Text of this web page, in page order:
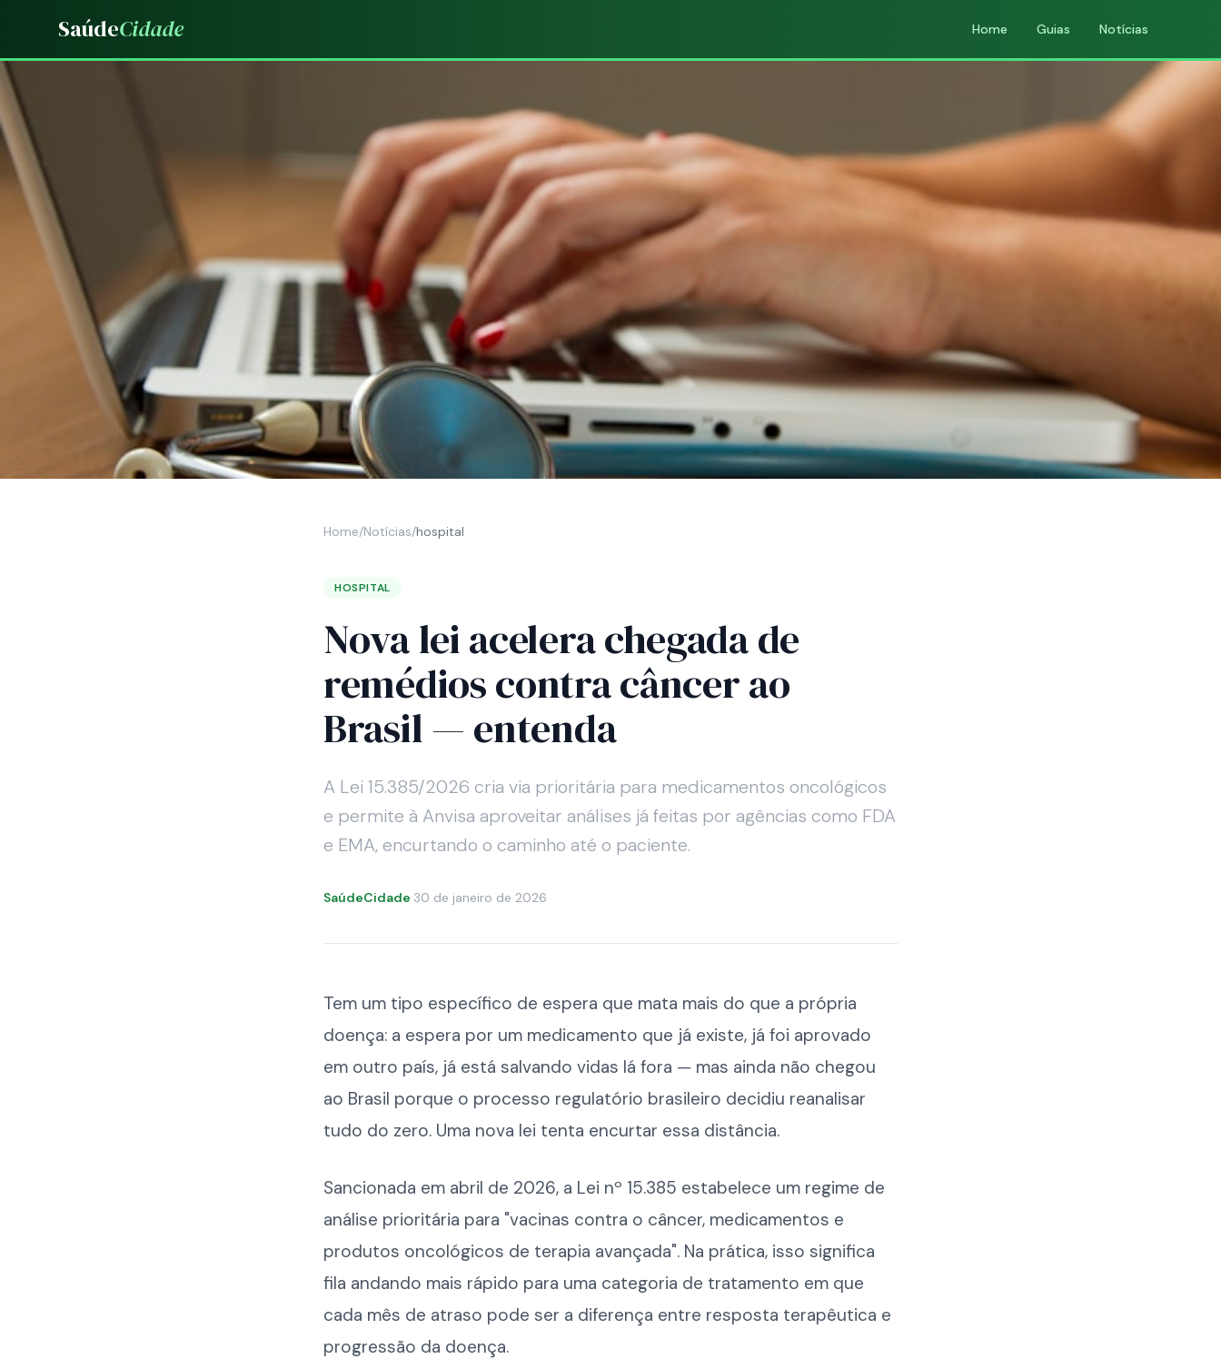
SaúdeCidade Home Guias Notícias
Home/Notícias/hospital
HOSPITAL
Nova lei acelera chegada de
remédios contra câncer ao
Brasil — entenda
A Lei 15.385/2026 cria via prioritária para medicamentos oncológicos
e permite à Anvisa aproveitar análises já feitas por agências como FDA
e EMA, encurtando o caminho até o paciente.
SaúdeCidade·30 de janeiro de 2026
Tem um tipo específico de espera que mata mais do que a própria
doença: a espera por um medicamento que já existe, já foi aprovado
em outro país, já está salvando vidas lá fora — mas ainda não chegou
ao Brasil porque o processo regulatório brasileiro decidiu reanalisar
tudo do zero. Uma nova lei tenta encurtar essa distância.
Sancionada em abril de 2026, a Lei nº 15.385 estabelece um regime de
análise prioritária para "vacinas contra o câncer, medicamentos e
produtos oncológicos de terapia avançada". Na prática, isso significa
fila andando mais rápido para uma categoria de tratamento em que
cada mês de atraso pode ser a diferença entre resposta terapêutica e
progressão da doença.